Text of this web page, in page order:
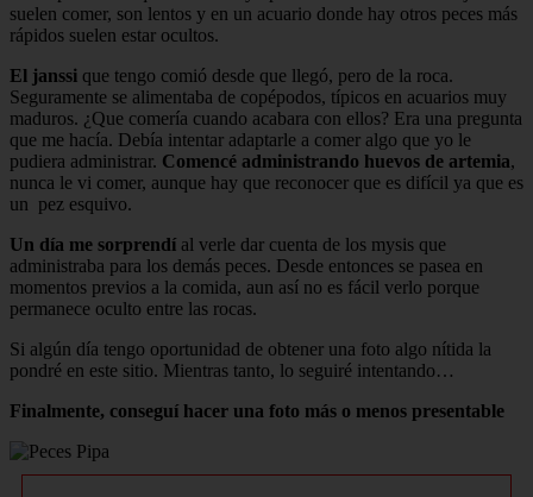
suelen comer, son lentos y en un acuario donde hay otros peces más
rápidos suelen estar ocultos.
El janssi que tengo comió desde que llegó, pero de la roca.
Seguramente se alimentaba de copépodos, típicos en acuarios muy
maduros. ¿Que comería cuando acabara con ellos? Era una pregunta
que me hacía. Debía intentar adaptarle a comer algo que yo le
pudiera administrar. Comencé administrando huevos de artemia,
nunca le vi comer, aunque hay que reconocer que es difícil ya que es
un pez esquivo.
Un día me sorprendí al verle dar cuenta de los mysis que
administraba para los demás peces. Desde entonces se pasea en
momentos previos a la comida, aun así no es fácil verlo porque
permanece oculto entre las rocas.
Si algún día tengo oportunidad de obtener una foto algo nítida la
pondré en este sitio. Mientras tanto, lo seguiré intentando…
Finalmente, conseguí hacer una foto más o menos presentable